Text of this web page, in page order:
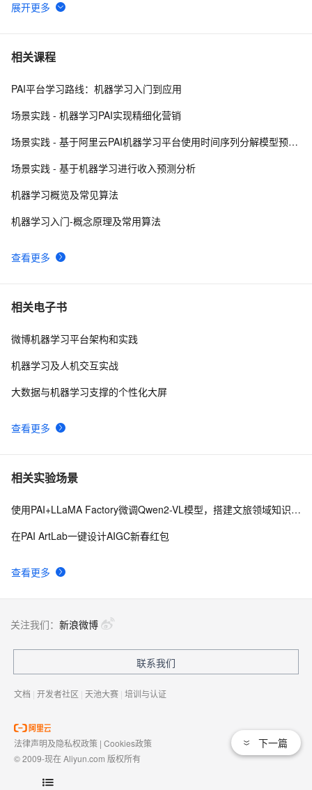
6 DataV接入ECharts图表库  可视化利器强强联手
7 分布式快照算法: Chandy-Lamport
8 MaxCompute执行作业慢的原因排查
转人工智能
10吴刚专访--大数据和 MaxCompute 技术和故事
相关课程
查看更多
PAI平台学习路线：机器学习入门到应用
场景实践 - 机器学习PAI实现精细化营销
场景实践 - 基于阿里云PAI机器学习平台使用时间序列分解模型预测商品销量
场景实践 - 基于机器学习进行收入预测分析
机器学习概览及常见算法
机器学习入门-概念原理及常用算法
相关电子书
查看更多
微博机器学习平台架构和实践
机器学习及人机交互实战
大数据与机器学习支撑的个性化大屏
相关实验场景
查看更多
使用PAI+LLaMA Factory微调Qwen2-VL模型，搭建文旅领域知识问答机器人
在PAI ArtLab一键设计AIGC新春红包
下一篇
关注我们： 新浪微博
联系我们
文档 | 开发者社区 | 天池大赛 | 培训与认证
法律声明及隐私权政策 | Cookies政策
© 2009-现在 Aliyun.com 版权所有